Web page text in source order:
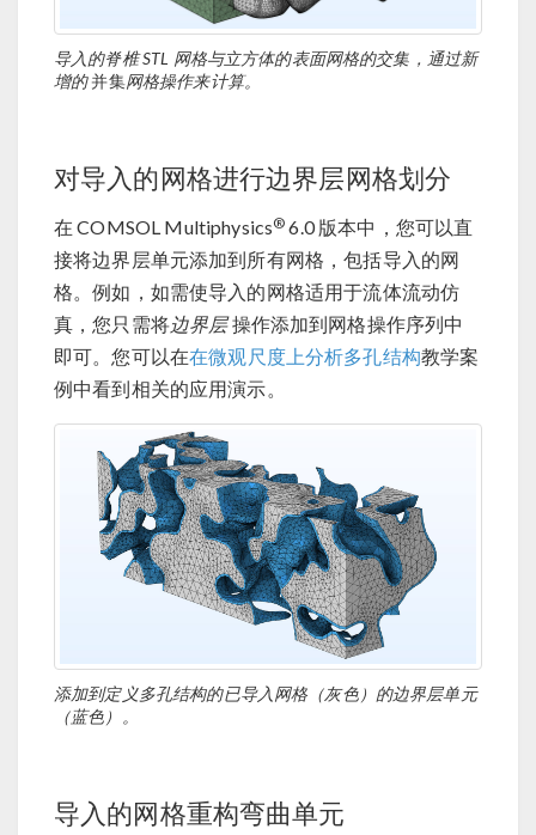
导入的脊椎 STL 网格与立方体的表面网格的交集，通过新
增的并集网格操作来计算。
对导入的网格进行边界层网格划分
在 COMSOL Multiphysics® 6.0 版本中，您可以直
接将边界层单元添加到所有网格，包括导入的网
格。例如，如需使导入的网格适用于流体流动仿
真，您只需将边界层操作添加到网格操作序列中
即可。您可以在在微观尺度上分析多孔结构教学案
例中看到相关的应用演示。
添加到定义多孔结构的已导入网格（灰色）的边界层单元
（蓝色）。
导入的网格重构弯曲单元